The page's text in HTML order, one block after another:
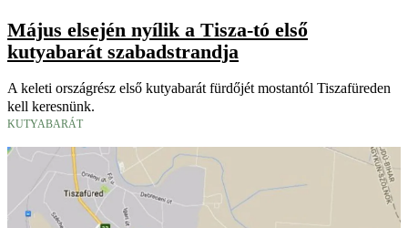
Május elsején nyílik a Tisza-tó első
kutyabarát szabadstrandja
A keleti országrész első kutyabarát fürdőjét mostantól Tiszafüreden
kell keresnünk.
KUTYABARÁT